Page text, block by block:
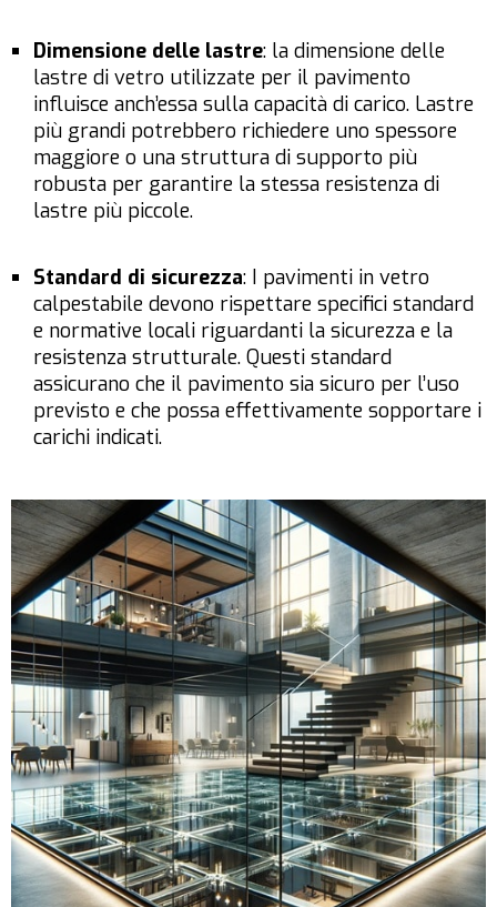
Dimensione delle lastre: la dimensione delle
lastre di vetro utilizzate per il pavimento
influisce anch’essa sulla capacità di carico. Lastre
più grandi potrebbero richiedere uno spessore
maggiore o una struttura di supporto più
robusta per garantire la stessa resistenza di
lastre più piccole.
Standard di sicurezza: I pavimenti in vetro
calpestabile devono rispettare specifici standard
e normative locali riguardanti la sicurezza e la
resistenza strutturale. Questi standard
assicurano che il pavimento sia sicuro per l’uso
previsto e che possa effettivamente sopportare i
carichi indicati.